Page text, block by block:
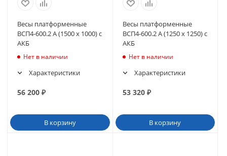
Весы платформенные
ВСП4-600.2 А (1500 х 1000) с
АКБ
Нет в наличии
Характеристики
56 200 ₽
В корзину
Весы платформенные
ВСП4-600.2 А (1250 х 1250) с
АКБ
Нет в наличии
Характеристики
53 320₽
В корзину